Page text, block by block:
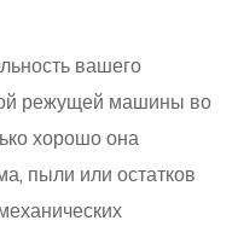
вашего
режущей машины во
хорошо она
пыли или остатков